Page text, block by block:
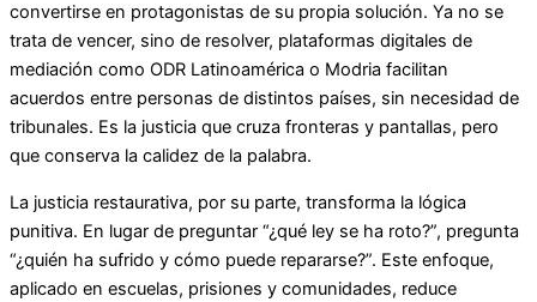
convertirse en protagonistas de su propia solución. Ya no se
trata de vencer, sino de resolver, plataformas digitales de
mediación como ODR Latinoamérica o Modria facilitan
acuerdos entre personas de distintos países, sin necesidad de
tribunales. Es la justicia que cruza fronteras y pantallas, pero
que conserva la calidez de la palabra.
La justicia restaurativa, por su parte, transforma la lógica
punitiva. En lugar de preguntar “¿qué ley se ha roto?”, pregunta
“¿quién ha sufrido y cómo puede repararse?”. Este enfoque,
aplicado en escuelas, prisiones y comunidades, reduce